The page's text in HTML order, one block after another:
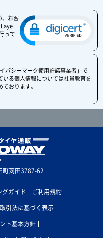
、お客
って
バシーマーク使用許諾事業者」で
いる個人情報については社員教育を
おります。
町苅田3787-62
グガイド
ご利用規約
引法に基づく表示
ト基本方針